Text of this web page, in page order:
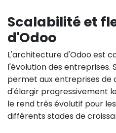
Scalabilité et
d'Odoo
L'architecture d'Odoo est
l'évolution des entreprises.
permet aux entreprises
d'élargir progressivement
le rend très évolutif pour
différents stades de